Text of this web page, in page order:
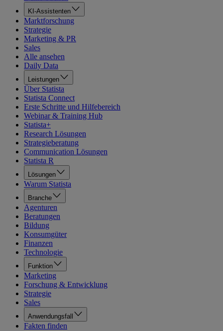
KI-Assistenten
Marktforschung
Strategie
Marketing & PR
Sales
Alle ansehen
Daily Data
Leistungen
Über Statista
Statista Connect
Erste Schritte und Hilfebereich
Webinar & Training Hub
Statista+
Research Lösungen
Strategieberatung
Communication Lösungen
Statista R
Lösungen
Warum Statista
Branche
Agenturen
Beratungen
Bildung
Konsumgüter
Finanzen
Technologie
Funktion
Marketing
Forschung & Entwicklung
Strategie
Sales
Anwendungsfall
Fakten finden